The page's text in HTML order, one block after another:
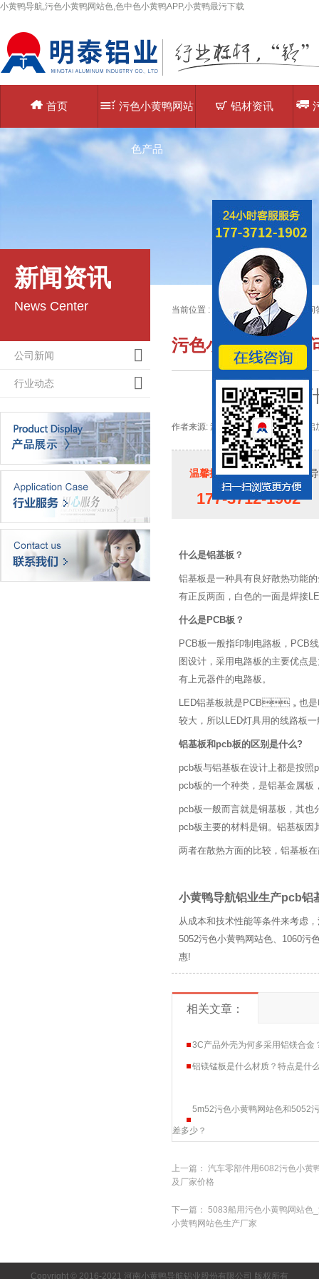
小黄鸭导航,污色小黄鸭网站色,色中色小黄鸭APP,小黄鸭最污下载
首页 污色小黄鸭网站
色产品
铝材资讯
新闻资讯
News Center
公司新闻
行业动态
当前位置 : 主页 >污色小黄鸭网站色问
污色小黄鸭网站色
作者来源: 河南小黄鸭导航铝业-大型铝
温馨提示：如果您对小黄鸭导
177-3712-1902
什么是铝基板？
铝基板是一种具有良好散热功能的金
有正反两面，白色的一面是焊接
什么是PCB板？
PCB板一般指印制电路板，PCB
图设计，采用电路板的主要优点
有上元器件的电路板。
LED铝基板就是PCB，也是印
较大，所以LED灯具用的线路板
铝基板和pcb板的区别是什么?
pcb板与铝基板在设计上都是按照
pcb板的一个种类，是铝基金属板
pcb板一般而言就是铜基板，其
pcb板主要的材料是铜。铝基板因其
两者在散热方面的比较，铝基板在
小黄鸭导航铝业生产pcb铝
从成本和技术性能等条件来考虑
5052污色小黄鸭网站色、1060污
惠!
相关文章：
3C产品外壳为何多采用铝镁合金
铝镁锰板是什么材质？特点是什么
5m52污色小黄鸭网站色和5052
差多少？
上一篇： 汽车零部件用6082污色小黄
及厂家价格
下一篇： 5083船用污色小黄鸭网站色
小黄鸭网站色生产厂家
Copyright © 2016-2021 河南小黄鸭导航铝业股份有限公司 版权所有